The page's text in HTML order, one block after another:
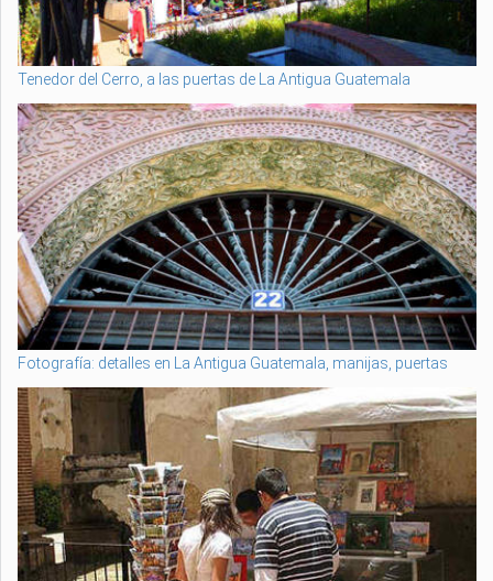
Tenedor del Cerro, a las puertas de La Antigua Guatemala
Fotografía: detalles en La Antigua Guatemala, manijas, puertas